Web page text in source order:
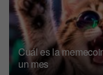
Cuál es la
un mes